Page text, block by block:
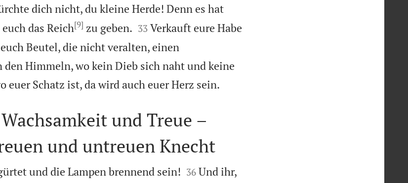
dich nicht, du kleine Herde! Denn es hat
das Reich[9] zu geben.
33 Verkauft eure Habe
Beutel, die nicht veralten, einen
Himmeln, wo kein Dieb sich naht und keine
euer Schatz ist, da wird auch euer Herz sein.
und Treue –
und untreuen Knecht
und die Lampen brennend sein!
36 Und ihr,